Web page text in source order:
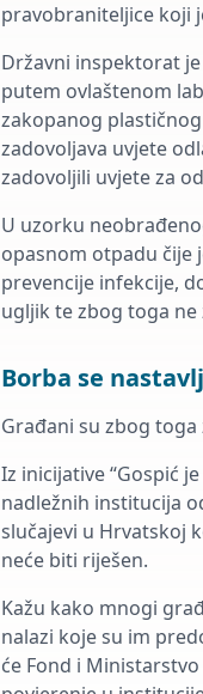
pravobraniteljice koji
Državni inspektorat
putem ovlaštenom
zakopanog
zadovoljava uvjete
zadovoljili uvjete za
U uzorku
opasnom otpadu čije
prevencije infekcije,
ugljik te zbog toga
Borba se
Građani su zbog
Iz inicijative “Gospić
nadležnih institucija
slučajevi u Hrvatskoj
neće biti riješen.
Kažu kako mnogi
nalazi koje su im
će Fond i